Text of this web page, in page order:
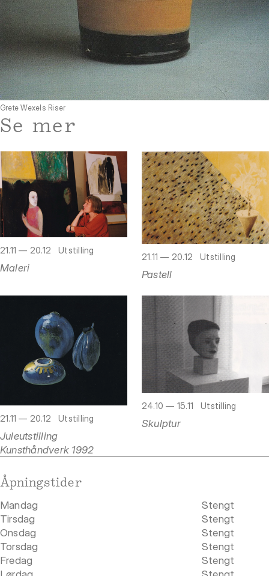
Grete Wexels Riser
Se mer
21.11 — 20.12 Utstilling
Maleri
21.11 — 20.12 Utstilling
Pastell
21.11 — 20.12 Utstilling
Juleutstilling
Kunsthåndverk 1992
24.10 — 15.11 Utstilling
Skulptur
Åpningstider
Mandag
Stengt
Tirsdag
Stengt
Onsdag
Stengt
Torsdag
Stengt
Fredag
Stengt